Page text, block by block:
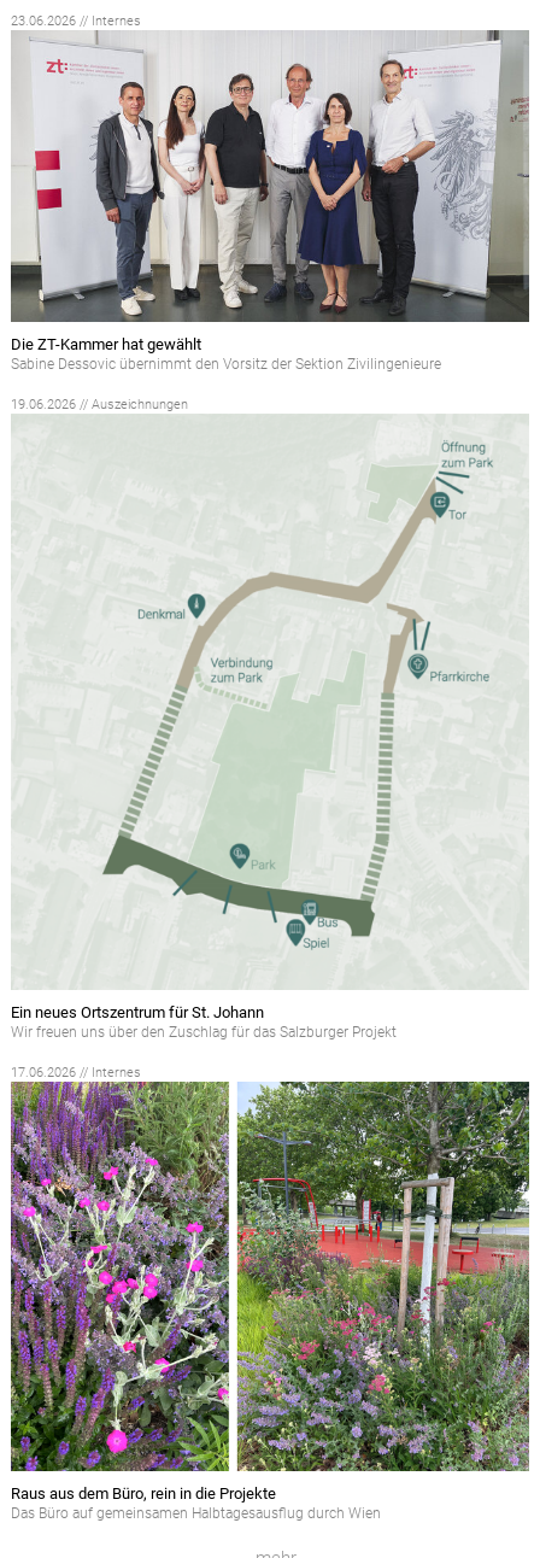
23.06.2026 // Internes
Die ZT-Kammer hat gewählt
Sabine Dessovic übernimmt den Vorsitz der Sektion Zivilingenieure
19.06.2026 // Auszeichnungen
Ein neues Ortszentrum für St. Johann
Wir freuen uns über den Zuschlag für das Salzburger Projekt
17.06.2026 // Internes
Raus aus dem Büro, rein in die Projekte
Das Büro auf gemeinsamen Halbtagesausflug durch Wien